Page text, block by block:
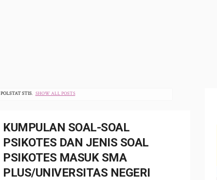
POLSTAT STIS. SHOW ALL POSTS
KUMPULAN SOAL-SOAL
PSIKOTES DAN JENIS SOAL
PSIKOTES MASUK SMA
PLUS/UNIVERSITAS NEGERI